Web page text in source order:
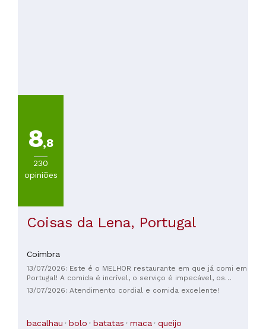
8,8
230
opiniões
Coisas da Lena, Portugal
Coimbra
13/07/2026: Este é o MELHOR restaurante em que já comi em
Portugal! A comida é incrível, o serviço é impecável, os
funcionários são super simpáticos e tudo a um preço muito
13/07/2026: Atendimento cordial e comida excelente!
bacalhau bolo batatas maca queijo